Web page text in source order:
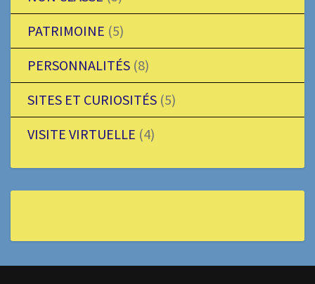
PATRIMOINE (5)
PERSONNALITÉS (8)
SITES ET CURIOSITÉS (5)
VISITE VIRTUELLE (4)